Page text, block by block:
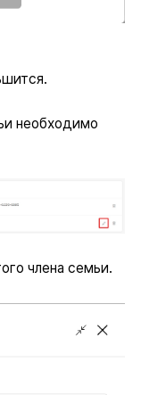
необходимо
члена семьи.